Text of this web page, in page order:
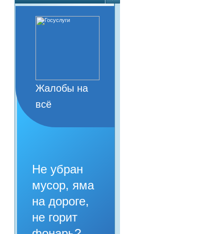
Жалобы на
всё
Не убран
мусор, яма
на дороге,
не горит